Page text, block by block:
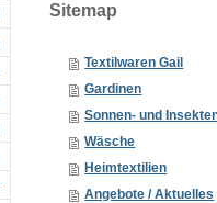
Sitemap
Textilwaren Gail
Gardinen
Sonnen- und
Wäsche
Heimtextilien
Angebote / Aktuelles